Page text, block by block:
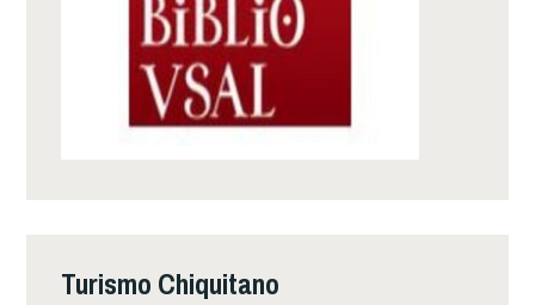
Turismo Chiquitano